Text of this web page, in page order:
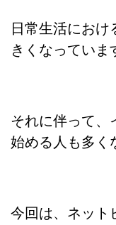
日常生活におけ
きくなっていま
それに伴って、
始める人も多く
今回は、ネット